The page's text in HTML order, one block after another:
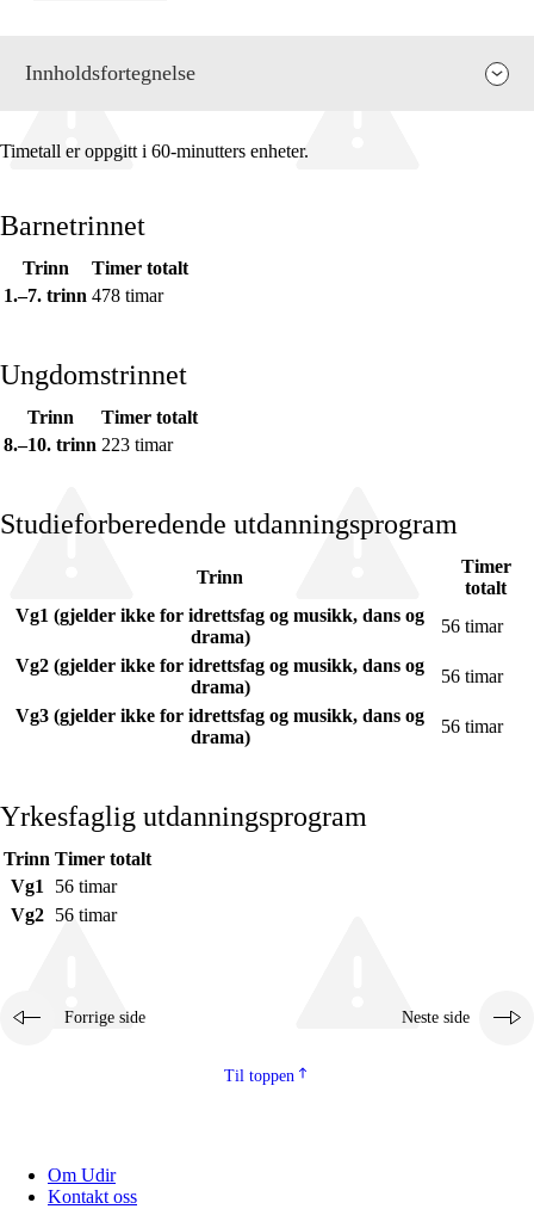
Innholdsfortegnelse
Fagets relevans og sentrale verdier
Tverrfaglige temaer
Grunnleggende ferdigheter
Timetall er oppgitt i 60-minutters enheter.
Barnetrinnet
Trinn
Timer totalt
1.–7. trinn 478 timar
Ungdomstrinnet
Trinn
Timer totalt
8.–10. trinn 223 timar
Studieforberedende utdanningsprogram
Trinn
Timer
totalt
Vg1 (gjelder ikke for idrettsfag og musikk, dans og
drama)
56 timar
Vg2 (gjelder ikke for idrettsfag og musikk, dans og
drama)
56 timar
Vg3 (gjelder ikke for idrettsfag og musikk, dans og
drama)
56 timar
Yrkesfaglig utdanningsprogram
Trinn Timer totalt
Vg1
56 timar
Vg2
56 timar
Forrige side Neste side
Til toppen
Om Udir
Kontakt oss